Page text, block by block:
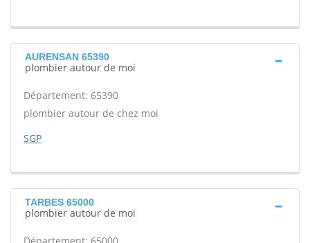
AURENSAN 65390
plombier autour de moi
Département: 65390
plombier autour de chez moi
SGP
TARBES 65000
plombier autour de moi